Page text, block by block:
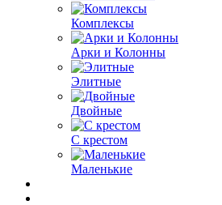
Комплексы
Арки и Колонны
Элитные
Двойные
С крестом
Маленькие